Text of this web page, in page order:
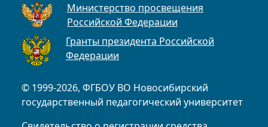
© 1999-2026, ФГБОУ ВО Новосибирский
государственный педагогический университет
Министерство просвещения
Российской Федерации
Гранты президента Российской
Федерации